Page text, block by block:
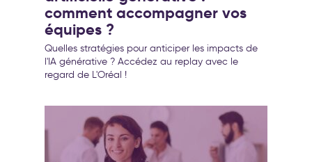
comment accompagner vos
équipes ?
Quelles stratégies pour anticiper les impacts de
l'IA générative ? Accédez au replay avec le
regard de L'Oréal !